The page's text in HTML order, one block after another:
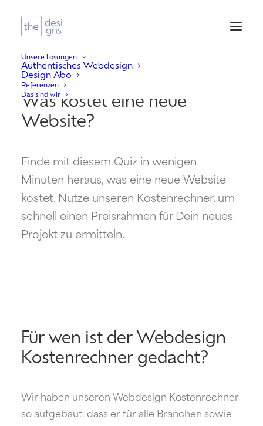
Unsere Lösungen
Authentisches Webdesign
Design Abo
Referenzen
Das sind wir
Webdesign Kostenrechner:
Was kostet eine neue
Website?
Finde mit diesem Quiz in wenigen
Minuten heraus, was eine neue Website
kostet. Nutze unseren Kostenrechner, um
schnell einen Preisrahmen für Dein neues
Projekt zu ermitteln.
Für wen ist der Webdesign
Kostenrechner gedacht?
Wir haben unseren Webdesign Kostenrechner
so aufgebaut, dass er für alle Branchen sowie